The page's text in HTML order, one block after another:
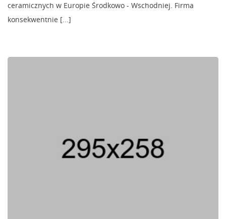
ceramicznych w Europie Środkowo - Wschodniej. Firma
konsekwentnie [...]